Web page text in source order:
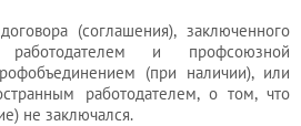
(соглашения), заключенного
и профсоюзной
(при наличии), или
работодателем, о том, что
не заключался.